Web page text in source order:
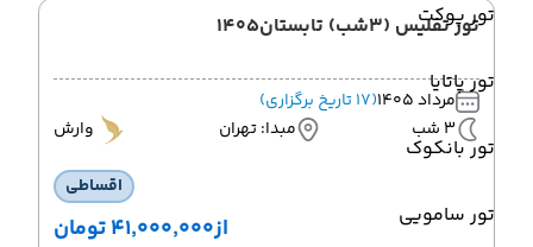
تور پوکت
تور پاتایا
تور بانکوک
تور سامویی
تور تفلیس (3شب) تابستان1405
مرداد 1405
(17 تاریخ برگزاری)
3 شب
مبدا: تهران وارش
اقساطی
از۴۱٬۰۰۰٬۰۰۰ تومان